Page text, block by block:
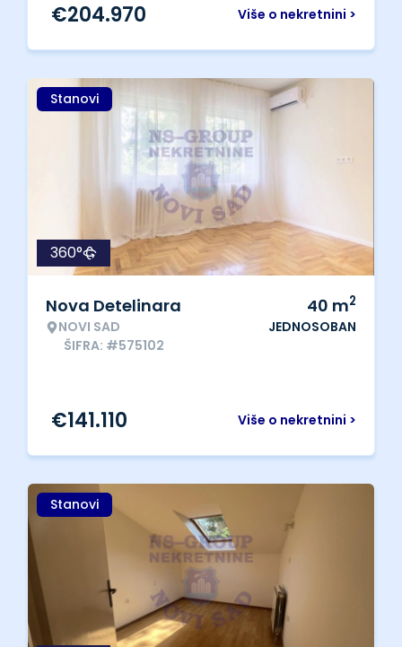
Više o nekretnini >
€204.970
Stanovi
360°
Nova Detelinara
NOVI SAD
ŠIFRA: #575102
40 m2
JEDNOSOBAN
Više o nekretnini >
€141.110
Stanovi